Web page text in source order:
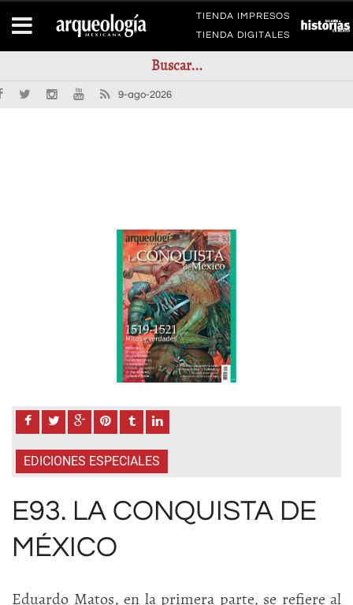
TIENDA IMPRESOS
TIENDA DIGITALES
9-ago-2026
EDICIONES ESPECIALES
E93. LA CONQUISTA DE
MÉXICO
Eduardo Matos, en la primera parte, se refiere al